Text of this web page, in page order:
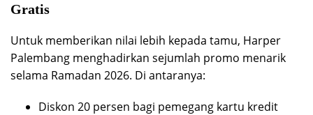
Gratis
Untuk memberikan nilai lebih kepada tamu, Harper
Palembang menghadirkan sejumlah promo menarik
selama Ramadan 2026. Di antaranya:
Diskon 20 persen bagi pemegang kartu kredit